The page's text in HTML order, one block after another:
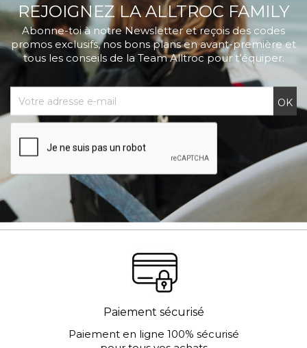
REJOIGNEZ LA ALLTROC FAMILY
Abonne-toi à notre Newsletter et reçois des codes
promos exclusifs, nos bons plans en avant-première et
tous les conseils de la Team Alltroc pour t’équiper.
Paiement sécurisé
Paiement en ligne 100% sécurisé